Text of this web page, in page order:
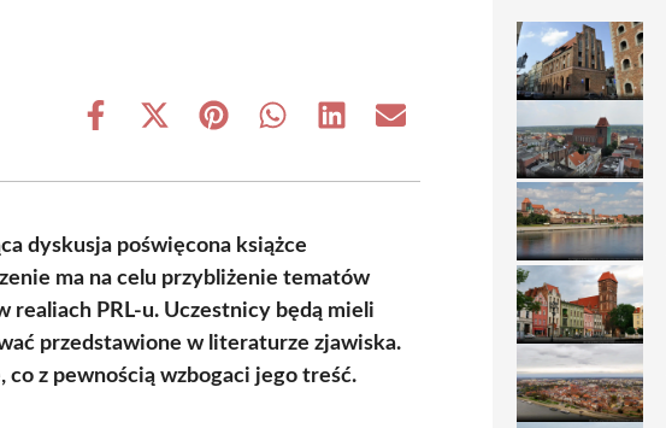
Share
Share
(Twitter)
Share Share Share Share
dyskusja poświęcona książce
ma na celu przybliżenie tematów
realiach PRL-u. Uczestnicy będą mieli
przedstawione w literaturze zjawiska.
z pewnością wzbogaci jego treść.